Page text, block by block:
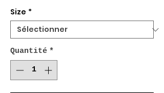
Size *
Quantité *